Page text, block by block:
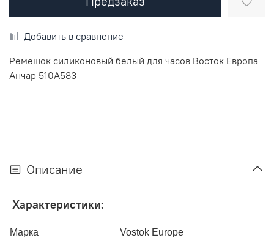
Добавить в сравнение
Ремешок силиконовый белый для часов Восток Европа
Анчар 510А583
Описание
Характеристики:
Марка
Vostok Europe